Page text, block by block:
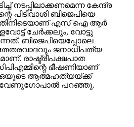
കേന്ദ്ര
പിടിവാശി ബിജെപിയെ
എസ് ഐ ആര്‍
ചേര്‍ക്കലും, വോട്ടു
ബിജെപിയെപ്പോലെ
ജനാധിപത്യ
രാഷ്ട്രീപക്ഷപാത
ഭീഷണിയാണ്
ആത്മഹത്യയ്ക്ക്
വേണുഗോപാല്‍ പറഞ്ഞു.